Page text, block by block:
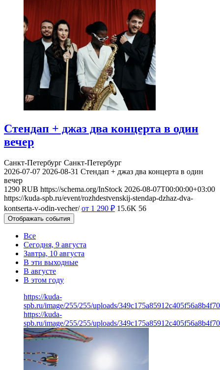
Стендап + джаз два концерта в один
вечер
Санкт-Петербург Санкт-Петербург
2026-07-07 2026-08-31 Стендап + джаз два концерта в один
вечер
1290 RUB https://schema.org/InStock 2026-08-07T00:00:00+03:00
https://kuda-spb.ru/event/rozhdestvenskij-stendap-dzhaz-dva-
kontserta-v-odin-vecher/ от 1 290 ₽ 15.6K 56
Отображать события
Все
Сегодня, 9 августа
Завтра, 10 августа
В эти выходные
В августе
В этом году
https://kuda-
spb.ru/image/255/255/uploads/
https://kuda-
spb.ru/image/255/255/uploads/